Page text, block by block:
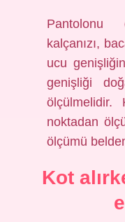
Pantolonu
kalçanızı,
ucu
genişliği
noktadan
ölçümü
Kot